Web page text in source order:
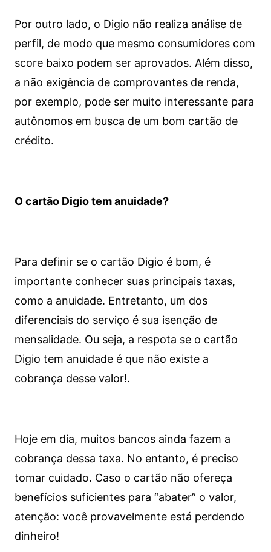
Por outro lado, o Digio não realiza análise de
perfil, de modo que mesmo consumidores com
score baixo podem ser aprovados. Além disso,
a não exigência de comprovantes de renda,
por exemplo, pode ser muito interessante para
autônomos em busca de um bom cartão de
crédito.
O cartão Digio tem anuidade?
Para definir se o cartão Digio é bom, é
importante conhecer suas principais taxas,
como a anuidade. Entretanto, um dos
diferenciais do serviço é sua isenção de
mensalidade. Ou seja, a respota se o cartão
Digio tem anuidade é que não existe a
cobrança desse valor!.
Hoje em dia, muitos bancos ainda fazem a
cobrança dessa taxa. No entanto, é preciso
tomar cuidado. Caso o cartão não ofereça
benefícios suficientes para “abater” o valor,
atenção: você provavelmente está perdendo
dinheiro!